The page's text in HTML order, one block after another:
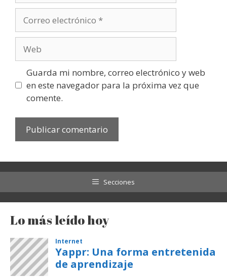
electrónico
Guarda mi nombre, correo electrónico y web
en este navegador para la próxima vez que
comente.
Secciones
Lo más leído hoy